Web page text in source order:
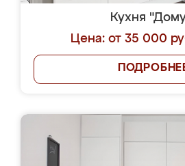
Кухня
Цена: от 35 000